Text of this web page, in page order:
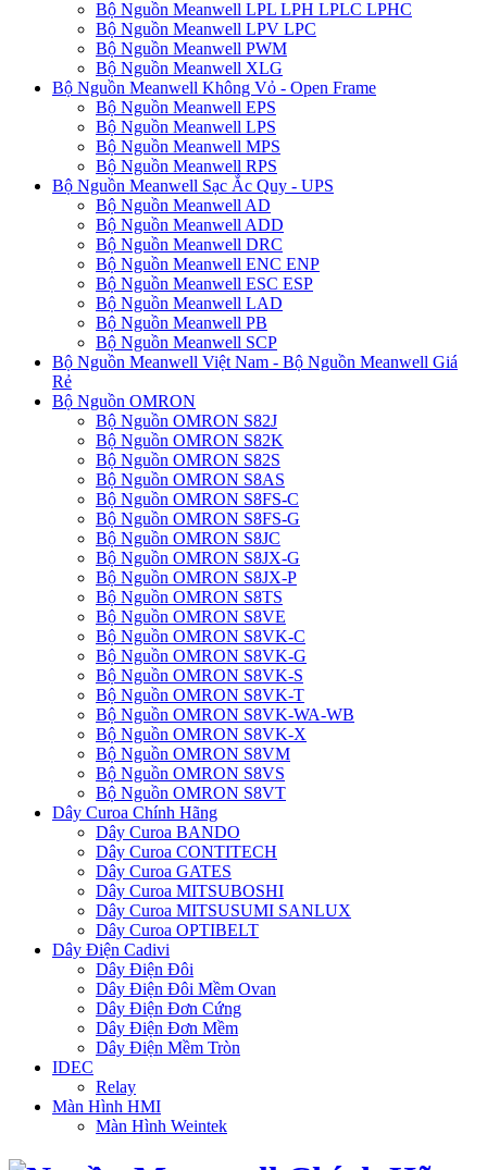
Bộ Nguồn Meanwell LPL LPH LPLC LPHC
Bộ Nguồn Meanwell LPV LPC
Bộ Nguồn Meanwell PWM
Bộ Nguồn Meanwell XLG
Bộ Nguồn Meanwell Không Vỏ - Open Frame
Bộ Nguồn Meanwell EPS
Bộ Nguồn Meanwell LPS
Bộ Nguồn Meanwell MPS
Bộ Nguồn Meanwell RPS
Bộ Nguồn Meanwell Sạc Ắc Quy - UPS
Bộ Nguồn Meanwell AD
Bộ Nguồn Meanwell ADD
Bộ Nguồn Meanwell DRC
Bộ Nguồn Meanwell ENC ENP
Bộ Nguồn Meanwell ESC ESP
Bộ Nguồn Meanwell LAD
Bộ Nguồn Meanwell PB
Bộ Nguồn Meanwell SCP
Bộ Nguồn Meanwell Việt Nam - Bộ Nguồn Meanwell Giá
Rẻ
Bộ Nguồn OMRON
Bộ Nguồn OMRON S82J
Bộ Nguồn OMRON S82K
Bộ Nguồn OMRON S82S
Bộ Nguồn OMRON S8AS
Bộ Nguồn OMRON S8FS-C
Bộ Nguồn OMRON S8FS-G
Bộ Nguồn OMRON S8JC
Bộ Nguồn OMRON S8JX-G
Bộ Nguồn OMRON S8JX-P
Bộ Nguồn OMRON S8TS
Bộ Nguồn OMRON S8VE
Bộ Nguồn OMRON S8VK-C
Bộ Nguồn OMRON S8VK-G
Bộ Nguồn OMRON S8VK-S
Bộ Nguồn OMRON S8VK-T
Bộ Nguồn OMRON S8VK-WA-WB
Bộ Nguồn OMRON S8VK-X
Bộ Nguồn OMRON S8VM
Bộ Nguồn OMRON S8VS
Bộ Nguồn OMRON S8VT
Dây Curoa Chính Hãng
Dây Curoa BANDO
Dây Curoa CONTITECH
Dây Curoa GATES
Dây Curoa MITSUBOSHI
Dây Curoa MITSUSUMI SANLUX
Dây Curoa OPTIBELT
Dây Điện Cadivi
Dây Điện Đôi
Dây Điện Đôi Mềm Ovan
Dây Điện Đơn Cứng
Dây Điện Đơn Mềm
Dây Điện Mềm Tròn
IDEC
Relay
Màn Hình HMI
Màn Hình Weintek